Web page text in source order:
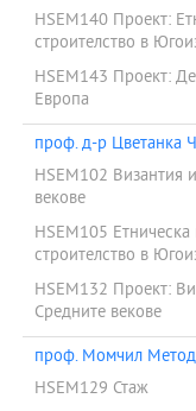
HSEM140 Проект:
строителство в
HSEM143 Проект:
Европа
проф. д-р Цветанка
HSEM102 Византия
векове
HSEM105
строителство в
HSEM132 Проект:
Средните векове
проф. Момчил
HSEM129 Стаж